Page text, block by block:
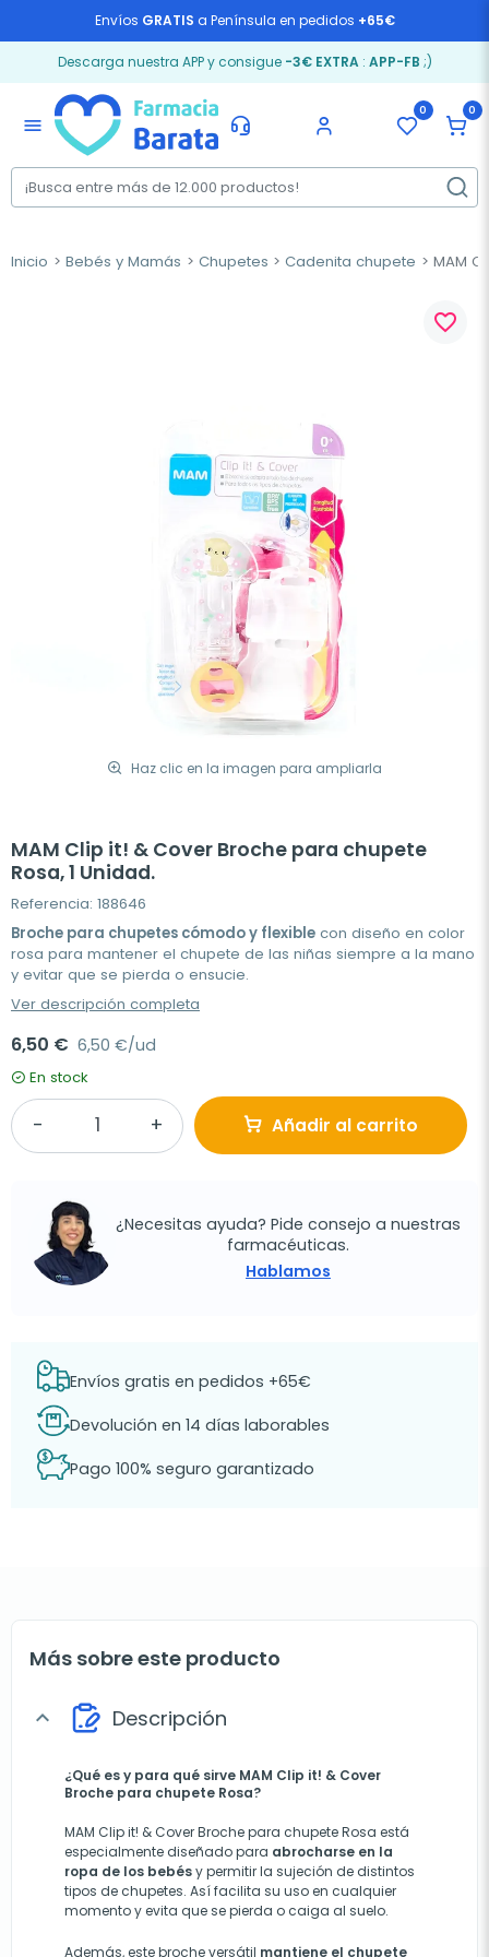
Envíos GRATIS a Península en pedidos +65€
Descarga nuestra APP y consigue -3€ EXTRA: APP-FB ;)
menu
0 0
Inicio Bebés y Mamás Chupetes Cadenita chupete MAM
Haz clic en la imagen para ampliarla
favorite_border
MAM Clip it! & Cover Broche para chupete
Rosa, 1 Unidad.
Referencia: 188646
Broche para chupetes cómodo y flexible con diseño en color
rosa para mantener el chupete de las niñas siempre a la mano
y evitar que se pierda o ensucie.
Ver descripción completa
6,50 € 6,50 €/ud
En stock
Añadir al carrito
¿Necesitas ayuda? Pide consejo a nuestras
farmacéuticas.
Hablamos
Envíos gratis en pedidos +65€
Devolución en 14 días laborables
Pago 100% seguro garantizado
Más sobre este producto
expand_more Descripción
¿Qué es y para qué sirve MAM Clip it! & Cover
Broche para chupete Rosa?
MAM Clip it! & Cover Broche para chupete Rosa está
especialmente diseñado para abrocharse en la
ropa de los bebésy permitir la sujeción de distintos
tipos de chupetes. Así facilita su uso en cualquier
momento y evita que se pierda o caiga al suelo.
Además, este broche versátil mantiene el chupete